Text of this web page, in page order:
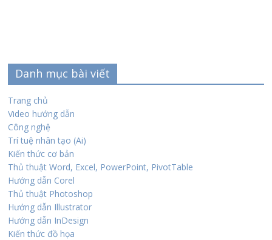
Danh mục bài viết
Trang chủ
Video hướng dẫn
Công nghệ
Trí tuệ nhân tạo (Ai)
Kiến thức cơ bản
Thủ thuật Word, Excel, PowerPoint, PivotTable
Hướng dẫn Corel
Thủ thuật Photoshop
Hướng dẫn Illustrator
Hướng dẫn InDesign
Kiến thức đồ họa